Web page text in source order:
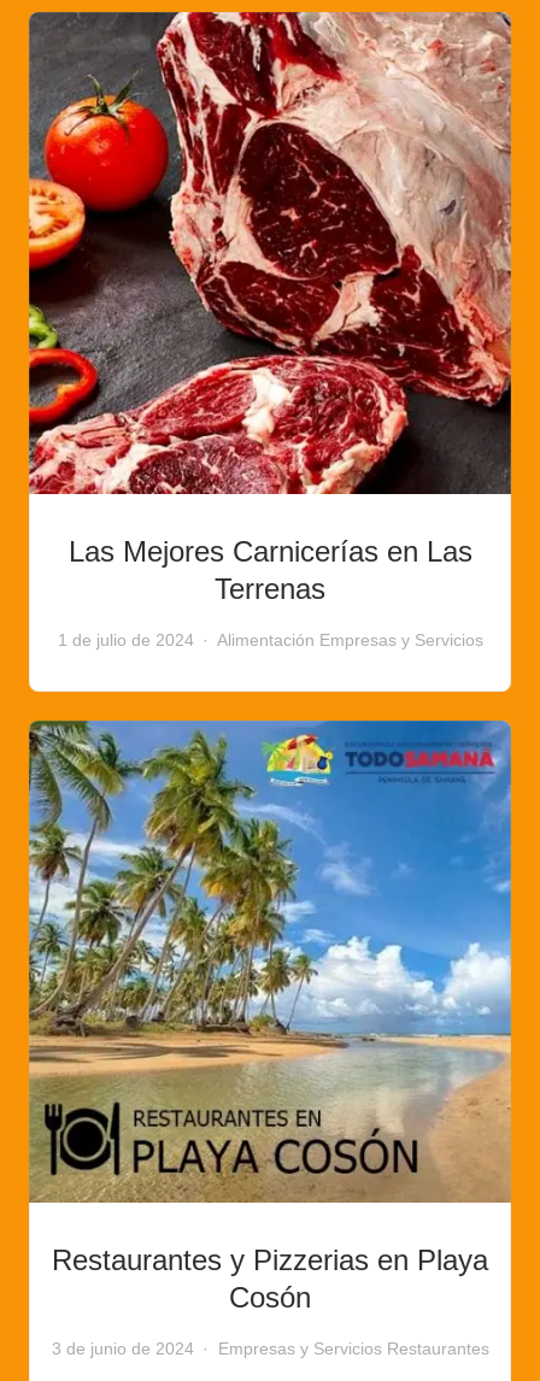
Las Mejores Carnicerías en Las
Terrenas
1 de julio de 2024 Alimentación Empresas y Servicios
Restaurantes y Pizzerias en Playa
Cosón
3 de junio de 2024 Empresas y Servicios Restaurantes